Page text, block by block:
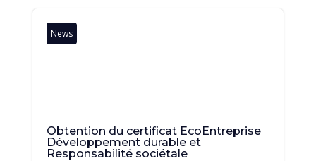
News
Obtention du certificat EcoEntreprise
Développement durable et
Responsabilité sociétale